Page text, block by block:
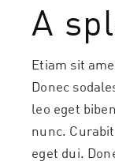
A
Etiam sit
Donec
leo eget
nunc.
eget dui.